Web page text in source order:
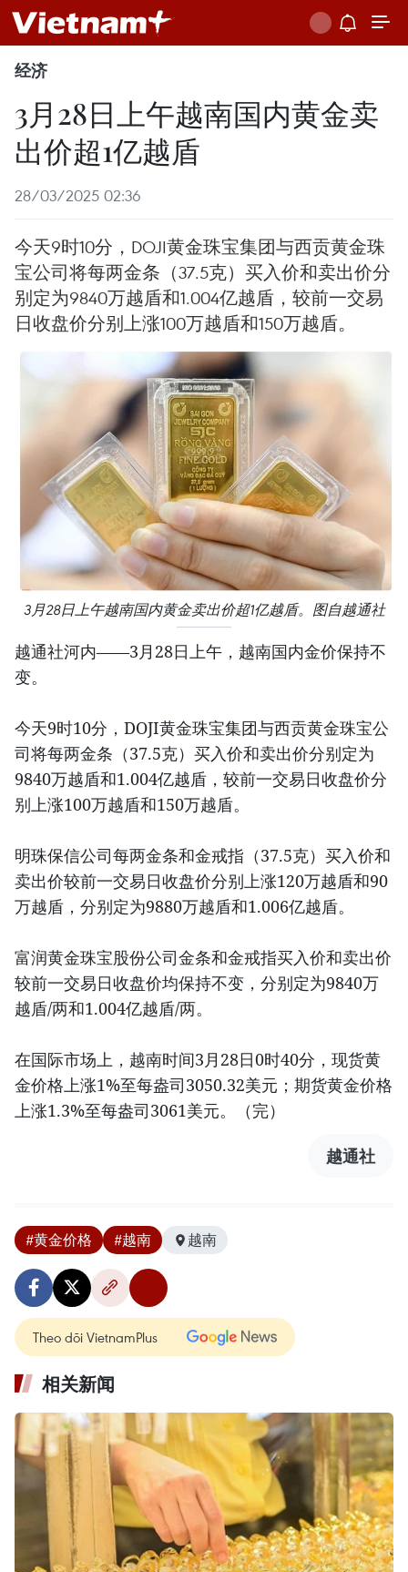
经济
3月28日上午越南国内黄金卖
出价超1亿越盾
28/03/2025 02:36
今天9时10分，DOJI黄金珠宝集团与西贡黄金珠
宝公司将每两金条（37.5克）买入价和卖出价分
别定为9840万越盾和1.004亿越盾，较前一交易
日收盘价分别上涨100万越盾和150万越盾。
3月28日上午越南国内黄金卖出价超1亿越盾。图自越通社
越通社河内——3月28日上午，越南国内金价保持不
变。
今天9时10分，DOJI黄金珠宝集团与西贡黄金珠宝公
司将每两金条（37.5克）买入价和卖出价分别定为
9840万越盾和1.004亿越盾，较前一交易日收盘价分
别上涨100万越盾和150万越盾。
明珠保信公司每两金条和金戒指（37.5克）买入价和
卖出价较前一交易日收盘价分别上涨120万越盾和90
万越盾，分别定为9880万越盾和1.006亿越盾。
富润黄金珠宝股份公司金条和金戒指买入价和卖出价
较前一交易日收盘价均保持不变，分别定为9840万
越盾/两和1.004亿越盾/两。
在国际市场上，越南时间3月28日0时40分，现货黄
金价格上涨1%至每盎司3050.32美元；期货黄金价格
上涨1.3%至每盎司3061美元。（完）
越通社
#黄金价格 #越南 越南
Theo dõi VietnamPlus
相关新闻